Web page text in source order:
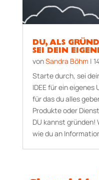
DU, ALS
SEI DEIN
vonSandra Böhm |
Starte durch, sei
IDEE für ein
für das du alles
Produkte oder
DU kannst gründen!
wie du an